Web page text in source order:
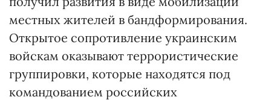
местных жителей в бандформирования.
Открытое сопротивление украинским
войскам оказывают террористические
группировки, которые находятся под
командованием российских